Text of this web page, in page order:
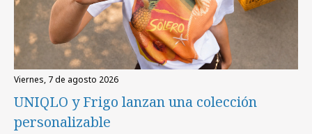
viernes, 7 de agosto 2026
UNIQLO y Frigo lanzan una colección
personalizable